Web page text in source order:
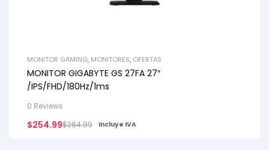
MONITOR GAMING, MONITORES, OFERTAS
MONITOR GIGABYTE GS 27FA 27″
/IPS/FHD/180Hz/1ms
0 Reviews
$284.99
$254.99 Incluye IVA